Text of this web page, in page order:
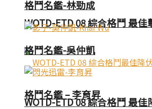
WOTD-ETD 08 綜合格鬥 最佳
WOTD-ETD 08 綜合格鬥 最佳
格鬥名鑑-林勁成
格鬥名鑑-吳仲凱
格鬥名鑑 – 李育昇